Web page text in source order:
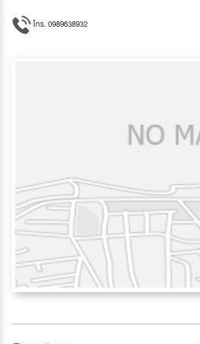
โทร. 0989638932